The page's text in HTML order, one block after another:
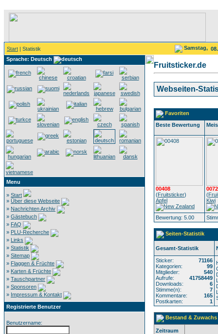
Start | Statistik Samstag,
Sprache: Deutsch
Menu
» Start
» Über diese Webseite
» Nachrichten Archiv
» Gästebuch
» FAQ
» PLU-Recherche
» Links
» Statistik
» Sitemap
» Flaggen & Früchte
» Karten & Früchte
» Tauschpartner
» Sponsoren
» Impressum & Kontakt
Registrierte Benutzer
Benutzername:
Fruitsticker.de
Webseiten-
Favoriten
Beste Bewertung
00408
(Fruitsticker)
Apfel
(
Kiwi
Bewertung: 5.00
Seiten-Statistik
Gesamt-Statistik
Sticker:
Kategorien:
Mitglieder:
Aufrufe:
Downloads:
Stimme(n):
Kommentare:
Postkarten:
71166
99
540
41758449
6
7
165
1
Bestand & Zuwachs
Zeitraum